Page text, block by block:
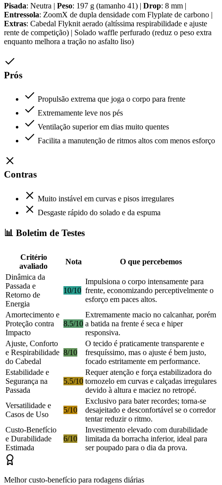
Pisada: Neutra | Peso: 197 g (tamanho 41) | Drop: 8 mm |
Entressola: ZoomX de dupla densidade com Flyplate de carbono |
Extras: Cabedal Flyknit aerado (altíssima respirabilidade e ajuste
rente de competição) | Solado waffle perfurado (reduz o peso extra
enquanto melhora a tração no asfalto liso)
Prós
Propulsão extrema que joga o corpo para frente
Extremamente leve nos pés
Ventilação superior em dias muito quentes
Facilita a manutenção de ritmos altos com menos esforço
Contras
Muito instável em curvas e pisos irregulares
Desgaste rápido do solado e da espuma
📊 Boletim de Testes
Critério
avaliado
Nota
O que percebemos
Dinâmica da
Passada e
Retorno de
Energia
10/10
Impulsiona o corpo intensamente para
frente, economizando perceptivelmente o
esforço em paces altos.
Amortecimento e
Proteção contra
Impacto
8.5/10
Extremamente macio no calcanhar, porém
a batida na frente é seca e hiper
responsiva.
Ajuste, Conforto
e Respirabilidade
do Cabedal
8/10
O tecido é praticamente transparente e
fresquíssimo, mas o ajuste é bem justo,
focado estritamente em performance.
Estabilidade e
Segurança na
Passada
5.5/10
Requer atenção e força estabilizadora do
tornozelo em curvas e calçadas irregulares
devido à altura e maciez no retropé.
Versatilidade e
Casos de Uso
5/10
Exclusivo para bater recordes; torna-se
desajeitado e desconfortável se o corredor
tentar reduzir o ritmo.
Custo-Benefício
e Durabilidade
Estimada
6/10
Investimento elevado com durabilidade
limitada da borracha inferior, ideal para
ser poupado para o dia da prova.
Melhor custo-benefício para rodagens diárias